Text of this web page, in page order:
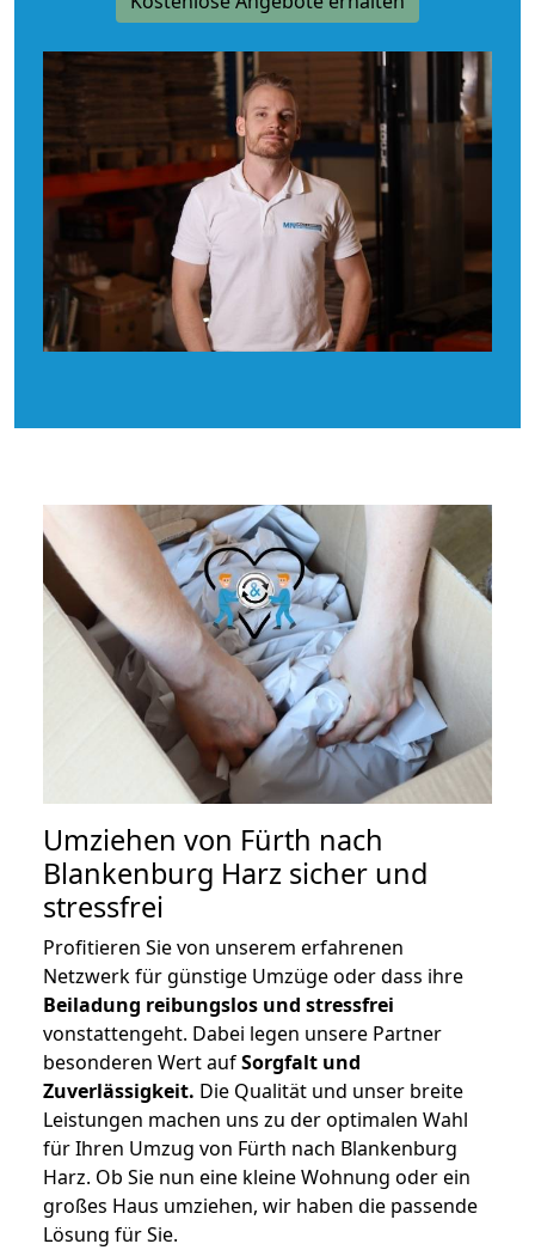
Umziehen von Fürth nach
Blankenburg Harz sicher und
stressfrei
Profitieren Sie von unserem erfahrenen
Netzwerk für günstige Umzüge oder dass ihre
Beiladung reibungslos und stressfrei
vonstattengeht. Dabei legen unsere Partner
besonderen Wert aufSorgfalt und
Zuverlässigkeit. Die Qualität und unser breite
Leistungen machen uns zu der optimalen Wahl
für Ihren Umzug von Fürth nach Blankenburg
Harz. Ob Sie nun eine kleine Wohnung oder ein
großes Haus umziehen, wir haben die passende
Lösung für Sie.